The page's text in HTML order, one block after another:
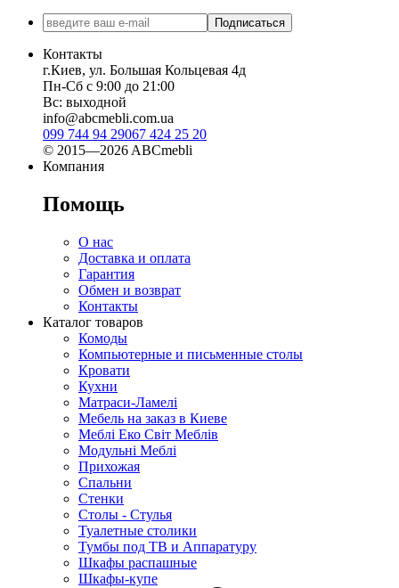
Подписаться
Контакты
г.Киев, ул. Большая Кольцевая 4д
Пн-Сб с 9:00 до 21:00
Вс: выходной
info@abcmebli.com.ua
099 744 94 29067 424 25 20
© 2015—2026 ABCmebli
Компания
Помощь
О нас
Доставка и оплата
Гарантия
Обмен и возврат
Контакты
Каталог товаров
Комоды
Компьютерные и письменные столы
Кровати
Кухни
Матраси-Ламелі
Мебель на заказ в Киеве
Меблі Еко Світ Меблів
Модульні Меблі
Прихожая
Спальни
Стенки
Столы - Стулья
Туалетные столики
Тумбы под ТВ и Аппаратуру
Шкафы распашные
Шкафы-купе